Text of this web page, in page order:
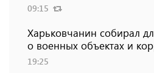
09:15
Харьковчанин собирал
о военных объектах и
19:25